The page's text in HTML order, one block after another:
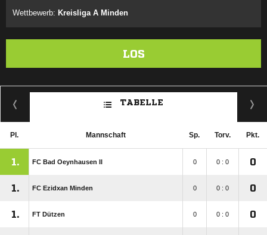
Wettbewerb: Kreisliga A Minden
LOS
TABELLE
Pl. Mannschaft Sp. Torv. Pkt.
1. FC Bad Oeynhausen II 0 0 : 0 0
1. FC Ezidxan Minden 0 0 : 0 0
1. FT Dützen 0 0 : 0 0